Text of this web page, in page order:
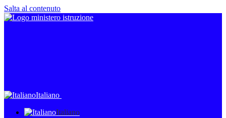
Salta al contenuto
Italiano
Italiano